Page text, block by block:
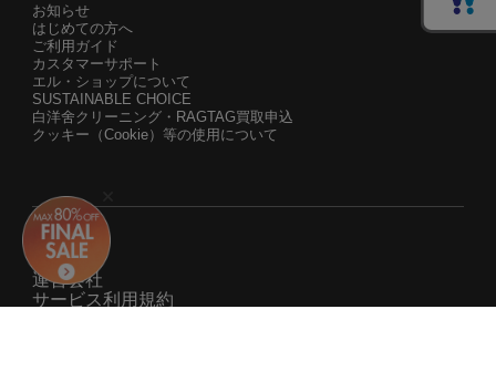
お知らせ
はじめての方へ
ご利用ガイド
カスタマーサポート
エル・ショップについて
SUSTAINABLE CHOICE
白洋舍クリーニング・RAGTAG買取申込
クッキー（Cookie）等の使用について
運営会社
サービス利用規約